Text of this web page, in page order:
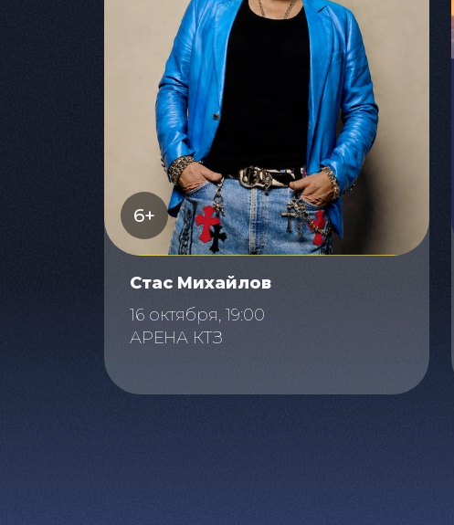
6+
Стас Михайлов
16 октября, 19:00
АРЕНА КТЗ